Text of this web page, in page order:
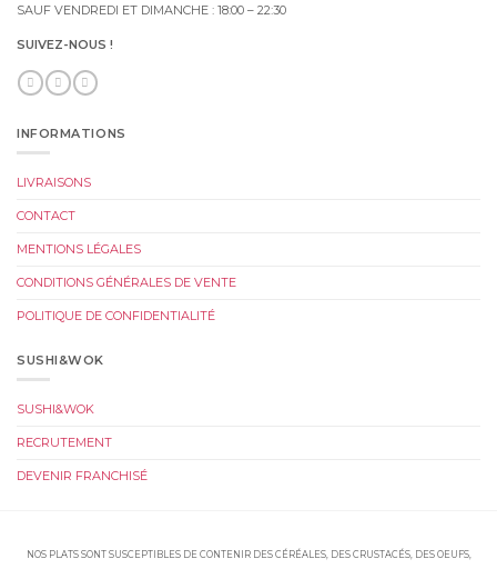
SAUF VENDREDI ET DIMANCHE : 18:00 – 22:30
SUIVEZ-NOUS !
INFORMATIONS
LIVRAISONS
CONTACT
MENTIONS LÉGALES
CONDITIONS GÉNÉRALES DE VENTE
POLITIQUE DE CONFIDENTIALITÉ
SUSHI&WOK
SUSHI&WOK
RECRUTEMENT
DEVENIR FRANCHISÉ
NOS PLATS SONT SUSCEPTIBLES DE CONTENIR DES CÉRÉALES, DES CRUSTACÉS, DES OEUFS,